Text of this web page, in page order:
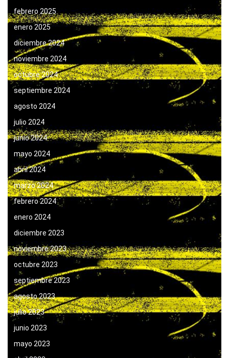
febrero 2025
enero 2025
diciembre 2024
noviembre 2024
octubre 2024
septiembre 2024
agosto 2024
julio 2024
junio 2024
mayo 2024
abril 2024
marzo 2024
febrero 2024
enero 2024
diciembre 2023
noviembre 2023
octubre 2023
septiembre 2023
agosto 2023
julio 2023
junio 2023
mayo 2023